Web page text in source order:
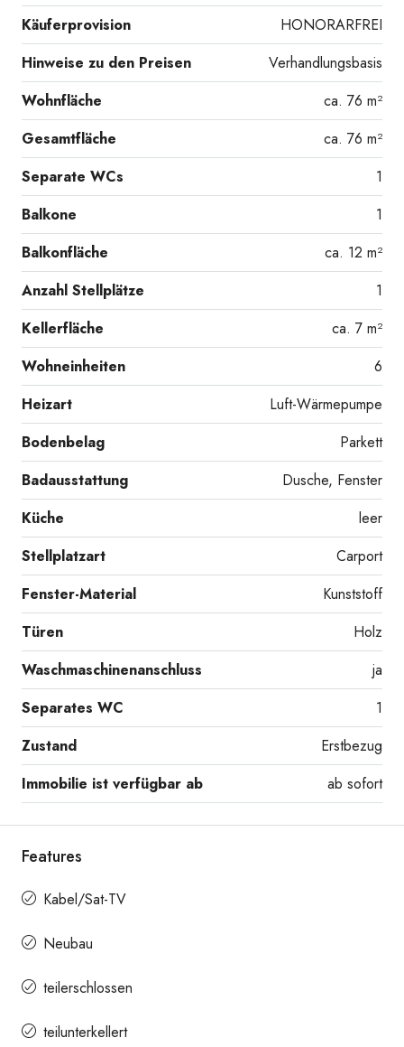
Energieausweis_2
Käuferprovision
HONORARFREI
Hinweise zu den Preisen
Verhandlungsbasis
Wohnfläche
ca. 76 m²
Gesamtfläche
ca. 76 m²
Separate WCs
1
Balkone
1
Balkonfläche
ca. 12 m²
Anzahl Stellplätze
1
Kellerfläche
ca. 7 m²
Wohneinheiten
6
Heizart
Luft-Wärmepumpe
Bodenbelag
Parkett
Badausstattung
Dusche, Fenster
Küche
leer
Stellplatzart
Carport
Fenster-Material
Kunststoff
Türen
Holz
Waschmaschinenanschluss
ja
Separates WC
1
Zustand
Erstbezug
Immobilie ist verfügbar ab
ab sofort
Features
Kabel/Sat-TV
Neubau
teilerschlossen
teilunterkellert